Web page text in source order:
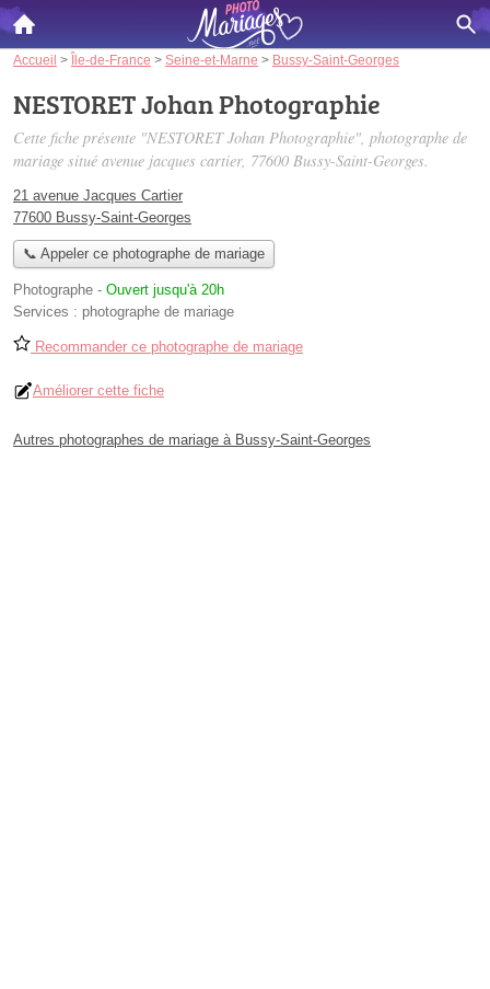
Accueil > Île-de-France > Seine-et-Marne > Bussy-Saint-Georges
NESTORET Johan Photographie
Cette fiche présente "NESTORET Johan Photographie", photographe de
mariage situé avenue jacques cartier, 77600 Bussy-Saint-Georges.
21 avenue Jacques Cartier
77600 Bussy-Saint-Georges
📞 Appeler ce photographe de mariage
Photographe - Ouvert jusqu'à 20h
Services : photographe de mariage
Recommander ce photographe de mariage
Améliorer cette fiche
Autres photographes de mariage à Bussy-Saint-Georges